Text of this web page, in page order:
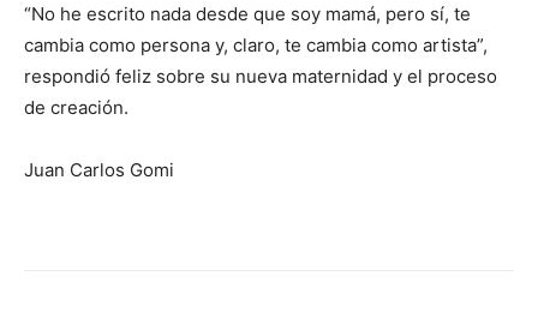
“No he escrito nada desde que soy mamá, pero sí, te
cambia como persona y, claro, te cambia como artista”,
respondió feliz sobre su nueva maternidad y el proceso
de creación.
Juan Carlos Gomi